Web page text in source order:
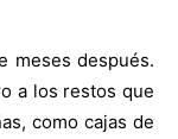
meses después.
a los restos que
como cajas de